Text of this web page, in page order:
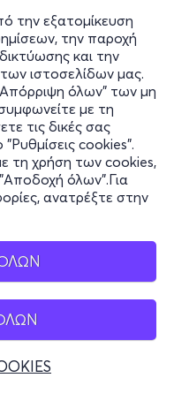
την εξατομίκευση
την παροχή
και την
ιστοσελίδων μας.
όλων" των μη
με τη
τις δικές σας
"Ρυθμίσεις cookies".
τη χρήση των cookies,
όλων".Για
ανατρέξτε στην